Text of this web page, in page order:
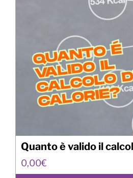
Quanto è valido il
0,00€